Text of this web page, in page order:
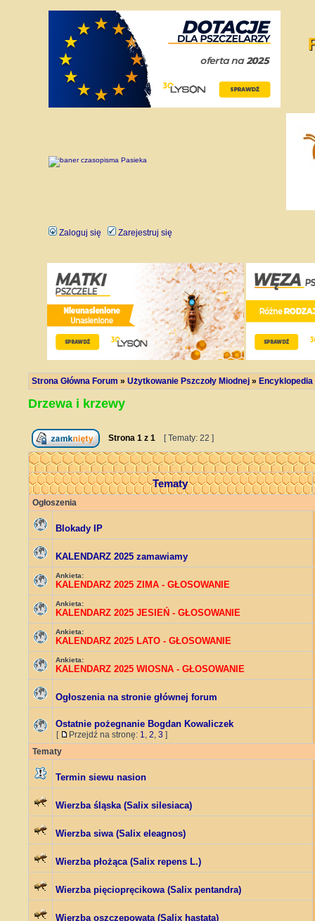
Zaloguj się Zarejestruj się
Strona Główna Forum » Użytkowanie Pszczoły Miodnej »
Drzewa i krzewy
Strona 1 z 1 [ Tematy: 22 ]
Tematy
Ogłoszenia
Blokady IP
KALENDARZ 2025 zamawiamy
Ankieta:
KALENDARZ 2025 ZIMA - GŁOSOWANIE
Ankieta:
KALENDARZ 2025 JESIEŃ - GŁOSOWANIE
Ankieta:
KALENDARZ 2025 LATO - GŁOSOWANIE
Ankieta:
KALENDARZ 2025 WIOSNA - GŁOSOWANIE
Ogłoszenia na stronie głównej forum
Ostatnie pożegnanie Bogdan Kowaliczek
[ Przejdź na stronę: 1, 2, 3 ]
Tematy
Termin siewu nasion
Wierzba śląska (Salix silesiaca)
Wierzba siwa (Salix eleagnos)
Wierzba płożąca (Salix repens L.)
Wierzba pięciopręcikowa (Salix pentandra)
Wierzba oszczepowata (Salix hastata)